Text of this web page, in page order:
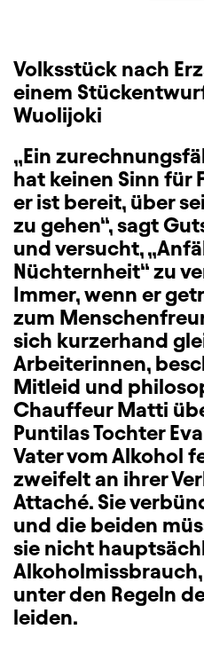
Volksstück nach
einem
Wuolijoki
„Ein
hat keinen Sinn für
er ist bereit, über
zu gehen“, sagt
und versucht,
Nüchternheit“ zu
Immer, wenn er
zum
sich kurzerhand
Arbeiterinnen,
Mitleid und
Chauffeur Matti
Puntilas Tochter
Vater vom Alkohol
zweifelt an ihrer
Attaché. Sie
und die beiden
sie nicht
unter den Regeln
leiden.